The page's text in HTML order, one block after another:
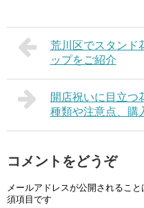
荒川区でスタンド
ップをご紹介
開店祝いに目立つ
種類や注意点、購
コメントをどうぞ
メールアドレスが公開されること
須項目です